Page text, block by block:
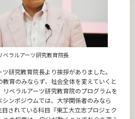
ベラルアーツ研究教育院長
研究教育院長より挨拶がありました。
教育のみならず、社会全体を変えていくと
リベラルアーツ研究教育院のプログラムを
ンポジウムでは、大学関係者のみなら
されている科目『東工大立志プロジェク